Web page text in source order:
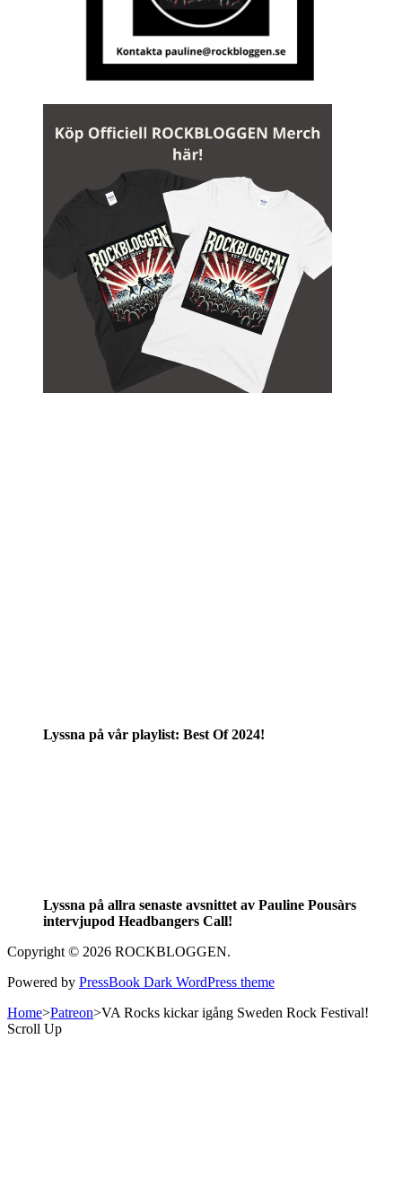
Lyssna på vår playlist: Best Of 2024!
Lyssna på allra senaste avsnittet av Pauline Pousàrs
intervjupod Headbangers Call!
Copyright © 2026 ROCKBLOGGEN.
Powered by PressBook Dark WordPress theme
Home>Patreon>VA Rocks kickar igång Sweden Rock Festival!
Scroll Up